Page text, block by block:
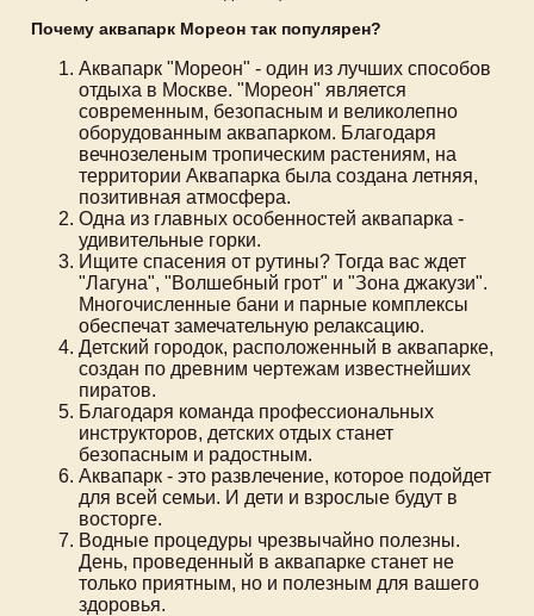
Почему аквапарк Мореон так популярен?
Аквапарк "Мореон" - один из лучших способов
отдыха в Москве. "Мореон" является
современным, безопасным и великолепно
оборудованным аквапарком. Благодаря
вечнозеленым тропическим растениям, на
территории Аквапарка была создана летняя,
позитивная атмосфера.
Одна из главных особенностей аквапарка -
удивительные горки.
Ищите спасения от рутины? Тогда вас ждет
"Лагуна", "Волшебный грот" и "Зона джакузи".
Многочисленные бани и парные комплексы
обеспечат замечательную релаксацию.
Детский городок, расположенный в аквапарке,
создан по древним чертежам известнейших
пиратов.
Благодаря команда профессиональных
инструкторов, детских отдых станет
безопасным и радостным.
Аквапарк - это развлечение, которое подойдет
для всей семьи. И дети и взрослые будут в
восторге.
Водные процедуры чрезвычайно полезны.
День, проведенный в аквапарке станет не
только приятным, но и полезным для вашего
здоровья.